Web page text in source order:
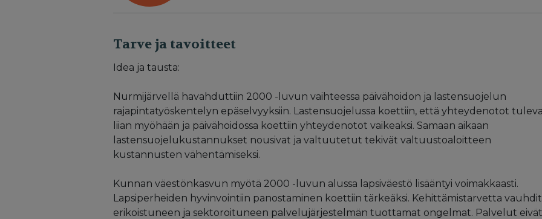
Tarve ja tavoitteet
Idea ja tausta:
Nurmijärvellä havahduttiin 2000 -luvun vaihteessa päivähoidon ja lastensuojelun
rajapintatyöskentelyn epäselvyyksiin. Lastensuojelussa koettiin, että yhteydenotot
liian myöhään ja päivähoidossa koettiin yhteydenotot vaikeaksi. Samaan aikaan
lastensuojelukustannukset nousivat ja valtuutetut tekivät valtuustoaloitteen
kustannusten vähentämiseksi.
Kunnan väestönkasvun myötä 2000 -luvun alussa lapsiväestö lisääntyi voimakkaasti.
Lapsiperheiden hyvinvointiin panostaminen koettiin tärkeäksi. Kehittämistarvetta
erikoistuneen ja sektoroituneen palvelujärjestelmän tuottamat ongelmat. Palvelut eivät